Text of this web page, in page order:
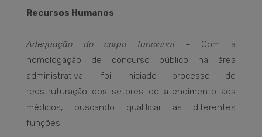
Recursos Humanos
Adequação do corpo funcional– Com a
homologação de concurso público na área
administrativa, foi iniciado processo de
reestruturação dos setores de atendimento aos
médicos, buscando qualificar as diferentes
funções.